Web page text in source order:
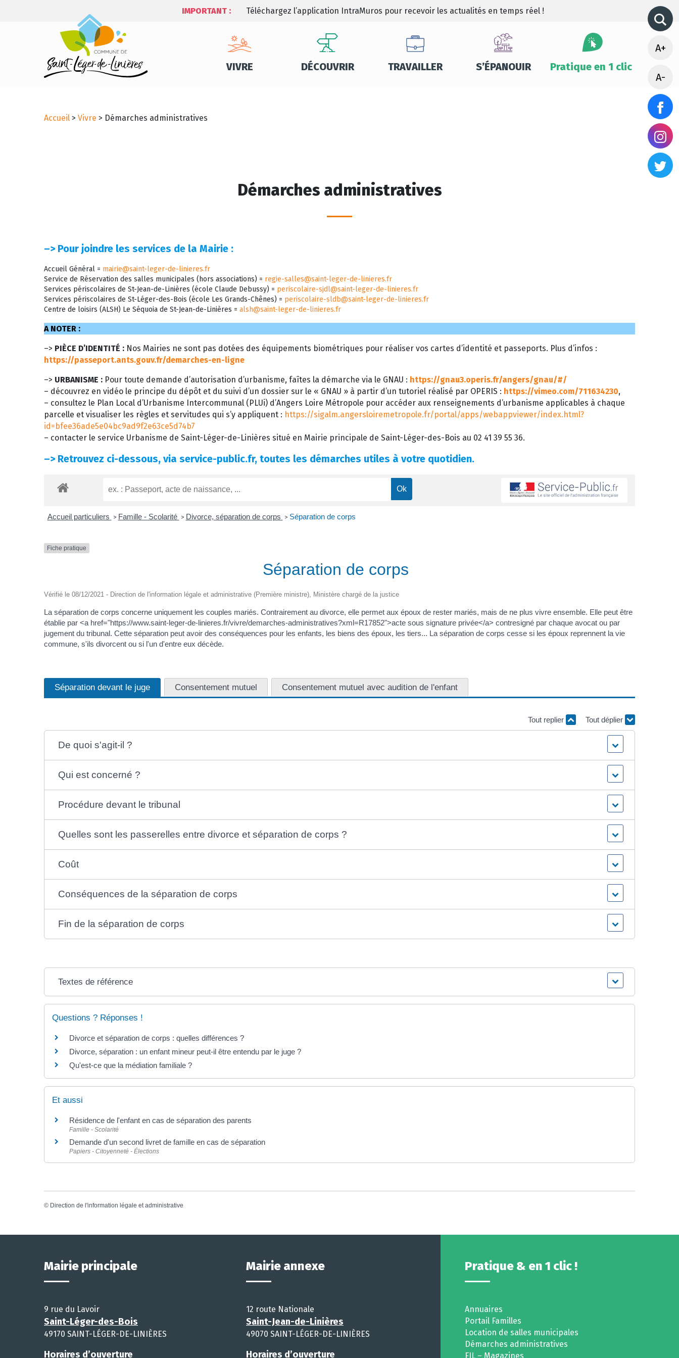
IMPORTANT : Téléchargez l’application IntraMuros pour recevoir les actualités en temps réel !
VIVRE DÉCOUVRIR TRAVAILLER S’ÉPANOUIR Pratique en 1 clic
A+
A-
Accueil > Vivre > Démarches administratives
Démarches administratives
–> Pour joindre les services de la Mairie :
Accueil Général = mairie@saint-leger-de-linieres.fr
Service de Réservation des salles municipales (hors associations) = regie-salles@saint-leger-de-linieres.fr
Services périscolaires de St-Jean-de-Linières (école Claude Debussy) = periscolaire-sjdl@saint-leger-de-linieres.fr
Services périscolaires de St-Léger-des-Bois (école Les Grands-Chênes) = periscolaire-sldb@saint-leger-de-linieres.fr
Centre de loisirs (ALSH) Le Séquoia de St-Jean-de-Linières = alsh@saint-leger-de-linieres.fr
A NOTER :
–> PIÈCE D’IDENTITÉ : Nos Mairies ne sont pas dotées des équipements biométriques pour réaliser vos cartes d’identité et passeports. Plus d’infos :
https://passeport.ants.gouv.fr/demarches-en-ligne
–> URBANISME : Pour toute demande d’autorisation d’urbanisme, faîtes la démarche via le GNAU : https://gnau3.operis.fr/angers/gnau/#/
– découvrez en vidéo le principe du dépôt et du suivi d’un dossier sur le « GNAU » à partir d’un tutoriel réalisé par OPERIS : https://vimeo.com/711634230,
– consultez le Plan Local d’Urbanisme Intercommunal (PLUi) d’Angers Loire Métropole pour accéder aux renseignements d’urbanisme applicables à chaque
parcelle et visualiser les règles et servitudes qui s’y appliquent : https://sigalm.angersloiremetropole.fr/portal/apps/webappviewer/index.html?
id=bfee36ade5e04bc9ad9f2e63ce5d74b7
– contacter le service Urbanisme de Saint-Léger-de-Linières situé en Mairie principale de Saint-Léger-des-Bois au 02 41 39 55 36.
–> Retrouvez ci-dessous, via service-public.fr, toutes les démarches utiles à votre quotidien.
Accueil particuliers > Famille - Scolarité > Divorce, séparation de corps > Séparation de corps
Fiche pratique
Séparation de corps
Vérifié le 08/12/2021 - Direction de l'information légale et administrative (Première ministre), Ministère chargé de la justice
La séparation de corps concerne uniquement les couples mariés. Contrairement au divorce, elle permet aux époux de rester mariés, mais de ne plus vivre ensemble. Elle peut être
établie par <a href="https://www.saint-leger-de-linieres.fr/vivre/demarches-administratives?xml=R17852">acte sous signature privée</a> contresigné par chaque avocat ou par
jugement du tribunal. Cette séparation peut avoir des conséquences pour les enfants, les biens des époux, les tiers... La séparation de corps cesse si les époux reprennent la vie
commune, s'ils divorcent ou si l'un d'entre eux décède.
Séparation devant le juge Consentement mutuel Consentement mutuel avec audition de l'enfant
Tout replier Tout déplier
De quoi s'agit-il ?
Qui est concerné ?
Procédure devant le tribunal
Quelles sont les passerelles entre divorce et séparation de corps ?
Coût
Conséquences de la séparation de corps
Fin de la séparation de corps
Textes de référence
Questions ? Réponses !
Divorce et séparation de corps : quelles différences ?
Divorce, séparation : un enfant mineur peut-il être entendu par le juge ?
Qu'est-ce que la médiation familiale ?
Et aussi
Résidence de l'enfant en cas de séparation des parents
Famille - Scolarité
Demande d'un second livret de famille en cas de séparation
Papiers - Citoyenneté - Élections
© Direction de l'information légale et administrative
Mairie principale
9 rue du Lavoir
Saint-Léger-des-Bois
49170 SAINT-LÉGER-DE-LINIÈRES
Horaires d’ouverture
Mairie annexe
12 route Nationale
Saint-Jean-de-Linières
49070 SAINT-LÉGER-DE-LINIÈRES
Horaires d’ouverture
Pratique & en 1 clic !
Annuaires
Portail Familles
Location de salles municipales
Démarches administratives
FIL – Magazines